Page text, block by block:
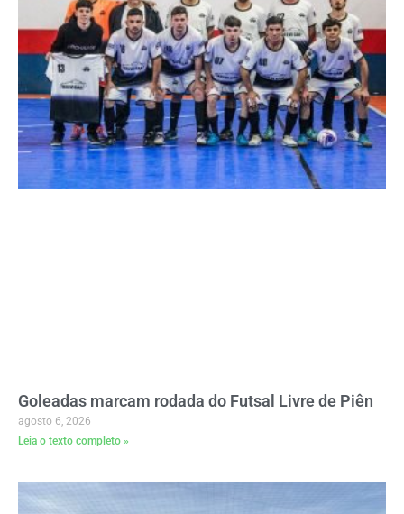
Goleadas marcam rodada do Futsal Livre de Piên
agosto 6, 2026
Leia o texto completo »